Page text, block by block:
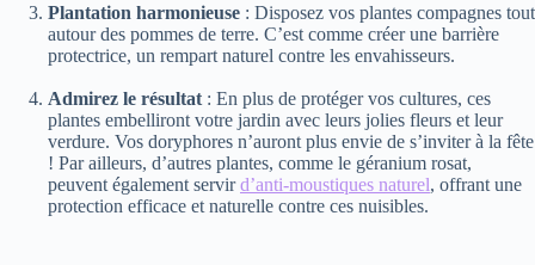
Plantation harmonieuse : Disposez vos plantes compagnes tout
autour des pommes de terre. C’est comme créer une barrière
protectrice, un rempart naturel contre les envahisseurs.
Admirez le résultat : En plus de protéger vos cultures, ces
plantes embelliront votre jardin avec leurs jolies fleurs et leur
verdure. Vos doryphores n’auront plus envie de s’inviter à la fête
! Par ailleurs, d’autres plantes, comme le géranium rosat,
peuvent également servird’anti-moustiques naturel, offrant une
protection efficace et naturelle contre ces nuisibles.